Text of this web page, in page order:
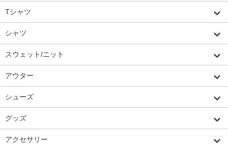
Tシャツ
シャツ
スウェット/ニット
アウター
シューズ
グッズ
アクセサリー